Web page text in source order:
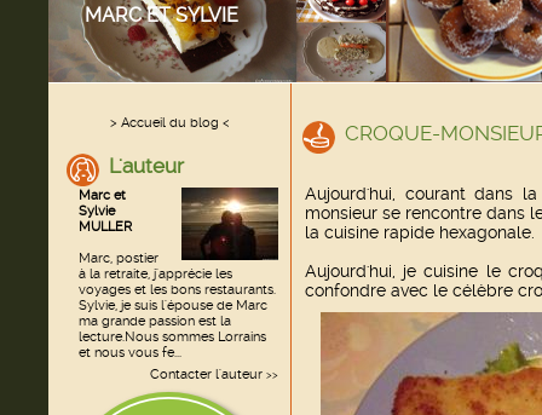
MARC ET SYLVIE
> Accueil du blog <
L'auteur
Marc et
Sylvie
MULLER
Marc, postier
à la retraite, j'apprécie les
voyages et les bons restaurants.
Sylvie, je suis l'épouse de Marc
ma grande passion est la
lecture.Nous sommes Lorrains
et nous vous fe...
Contacter l'auteur >>
CROQUE-
Aujourd'hui, courant dans
monsieur se rencontre dans
la cuisine rapide hexagonale.
Aujourd'hui, je cuisine le
confondre avec le célèbre